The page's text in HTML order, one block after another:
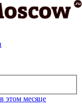
в этом месяце